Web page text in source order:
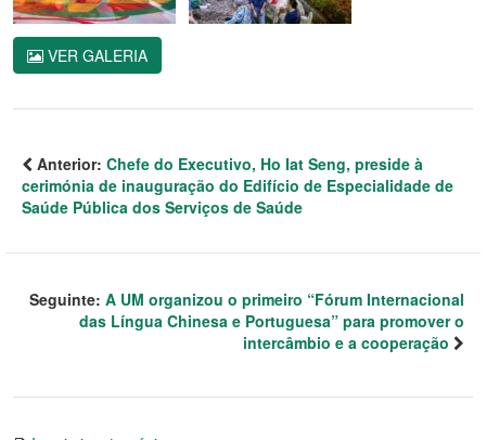
VER GALERIA
Anterior: Chefe do Executivo, Ho Iat Seng, preside à
cerimónia de inauguração do Edifício de Especialidade de
Saúde Pública dos Serviços de Saúde
Seguinte: A UM organizou o primeiro “Fórum Internacional
das Língua Chinesa e Portuguesa” para promover o
intercâmbio e a cooperação